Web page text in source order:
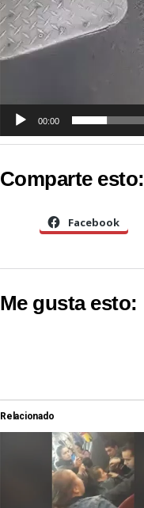
00:00
Comparte esto:
Facebook
Me gusta esto:
Relacionado